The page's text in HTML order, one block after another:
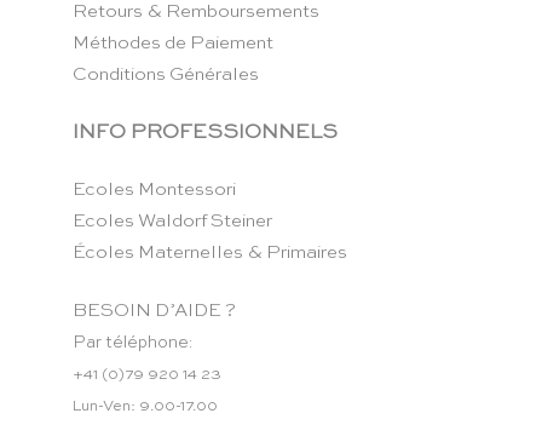
Retours & Remboursements
Méthodes de Paiement
Conditions Générales
INFO PROFESSIONNELS
Ecoles Montessori
Ecoles Waldorf Steiner
Écoles Maternelles & Primaires
BESOIN D’AIDE ?
Par téléphone:
+41 (0)79 920 14 23
Lun-Ven: 9.00-17.00